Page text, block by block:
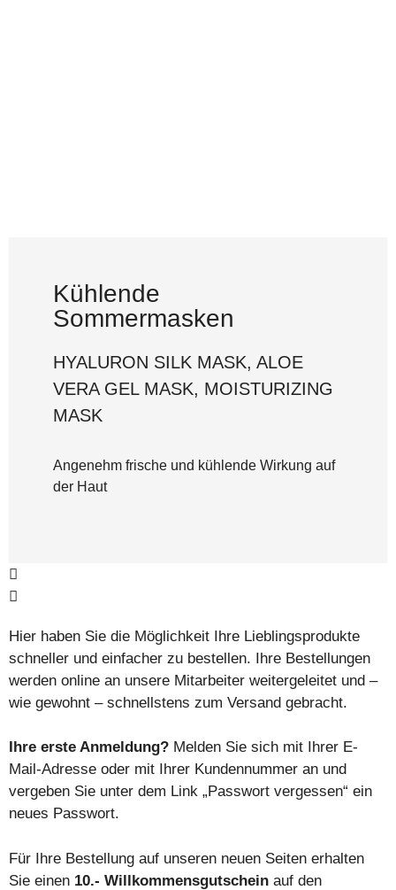
Kühlende
Sommermasken
HYALURON SILK MASK, ALOE
VERA GEL MASK, MOISTURIZING
MASK
Angenehm frische und kühlende Wirkung auf
der Haut
Hier haben Sie die Möglichkeit Ihre Lieblingsprodukte
schneller und einfacher zu bestellen. Ihre Bestellungen
werden online an unsere Mitarbeiter weitergeleitet und –
wie gewohnt – schnellstens zum Versand gebracht.
Ihre erste Anmeldung? Melden Sie sich mit Ihrer E-
Mail-Adresse oder mit Ihrer Kundennummer an und
vergeben Sie unter dem Link „Passwort vergessen“ ein
neues Passwort.
Für Ihre Bestellung auf unseren neuen Seiten erhalten
Sie einen 10.- Willkommensgutschein auf den